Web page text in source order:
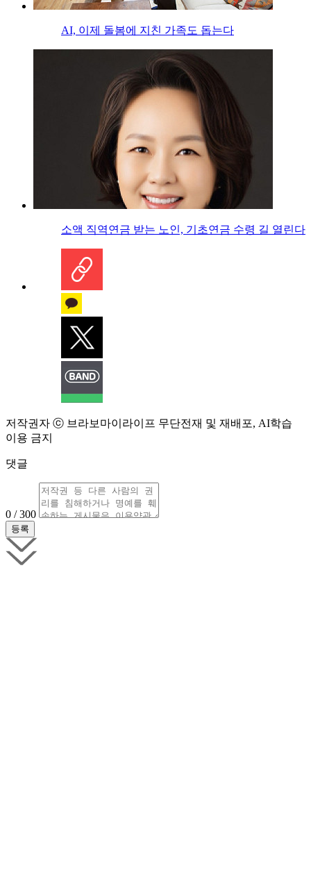
AI, 이제 돌봄에 지친 가족도 돕는다
소액 직역연금 받는 노인, 기초연금 수령 길 열린다
저작권자 ⓒ 브라보마이라이프 무단전재 및 재배포, AI학습
이용 금지
댓글
0 / 300